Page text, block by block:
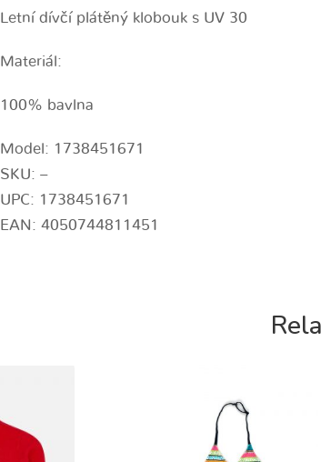
Letní dívčí plátěný klobouk s UV 30
Materiál:
100% bavlna
Model: 1738451671
SKU: –
UPC: 1738451671
EAN: 4050744811451